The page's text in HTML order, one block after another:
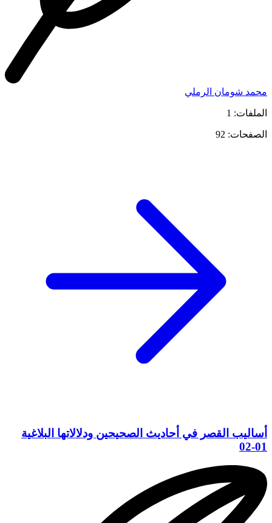
محمد شومان الرملي
الملفات: 1
الصفحات: 92
أساليب القصر في أحاديث الصحيحين ودلالاتها البلاغية
01-02